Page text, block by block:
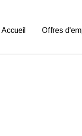
Accueil Offres